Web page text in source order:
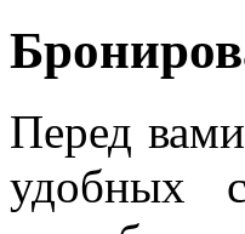
Перед
удобных